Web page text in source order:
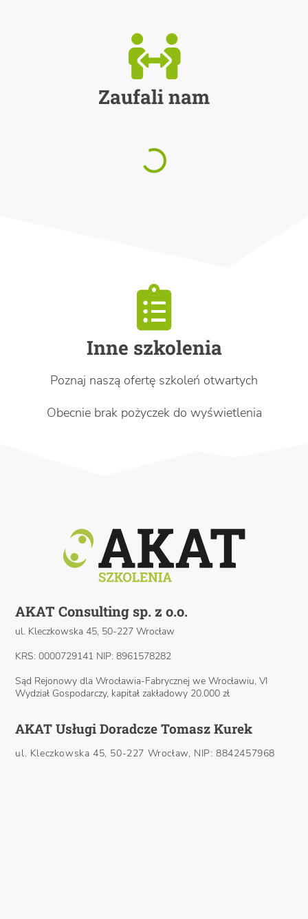
Zaufali nam
Inne szkolenia
Poznaj naszą ofertę szkoleń otwartych
Obecnie brak pożyczek do wyświetlenia
AKAT Consulting sp. z o.o.
ul. Kleczkowska 45, 50-227 Wrocław
KRS: 0000729141 NIP: 8961578282
Sąd Rejonowy dla Wrocławia-Fabrycznej we Wrocławiu, VI
Wydział Gospodarczy, kapitał zakładowy 20.000 zł
AKAT Usługi Doradcze Tomasz Kurek
ul. Kleczkowska 45, 50-227 Wrocław, NIP: 8842457968